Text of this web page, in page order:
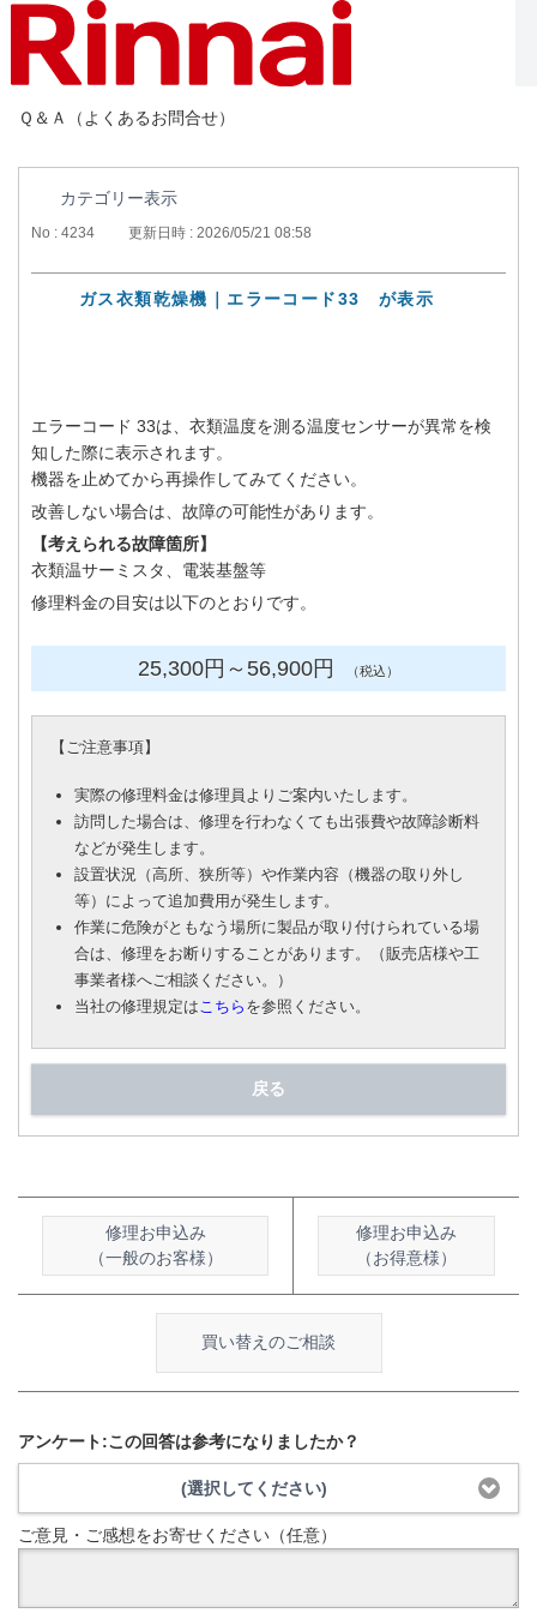
Ｑ＆Ａ（よくあるお問合せ）
カテゴリー表示
No : 4234 更新日時 : 2026/05/21 08:58
ガス衣類乾燥機｜エラーコード33 が表示
エラーコード 33は、衣類温度を測る温度センサーが異常を検
知した際に表示されます。
機器を止めてから再操作してみてください。
改善しない場合は、故障の可能性があります。
【考えられる故障箇所】
衣類温サーミスタ、電装基盤等
修理料金の目安は以下のとおりです。
25,300円 ～56,900円 （税込）
【 ご注意事項】
実際の修理料金は修理員よりご案内いたします。
訪問した場合は、修理を行わなくても出張費や故障診断料
などが発生します。
設置状況（高所、狭所等）や作業内容（機器の取り外し
等）によって追加費用が発生します。
作業に危険がともなう場所に製品が取り付けられている場
合は、修理をお断りすることがあります。（販売店様や工
事業者様へご相談ください。）
当社の修理規定はこちら を参照ください。
戻る
修理お申込み
（一般のお客様）
修理お申込み
（お得意様）
買い替えのご相談
アンケート:この回答は参考になりましたか？
(選択してください)
ご意見・ご感想をお寄せください（任意）